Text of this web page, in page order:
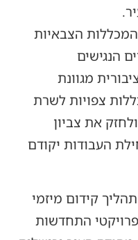
הצבאיות
הנגישים
מגוונת
צפויות לשרת
את צביון
העבודות יקודם
קידום מיזמי
התחדשות